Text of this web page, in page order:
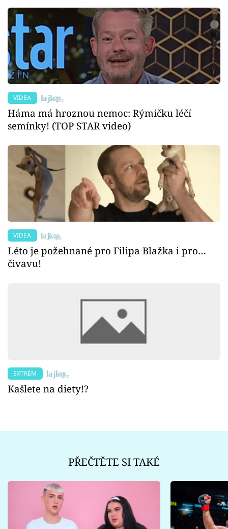
VIDEA
Háma má hroznou nemoc: Rýmičku léčí
semínky! (TOP STAR video)
VIDEA
Léto je požehnané pro Filipa Blažka i pro…
čivavu!
EXTRÉM
Kašlete na diety!?
PŘEČTĚTE SI TAKÉ